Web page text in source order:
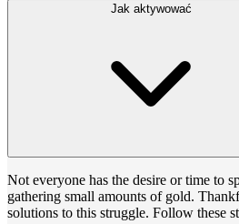
Jak aktywować
Not everyone has the desire or time to
gathering small amounts of gold.
solutions to this struggle. Follow these